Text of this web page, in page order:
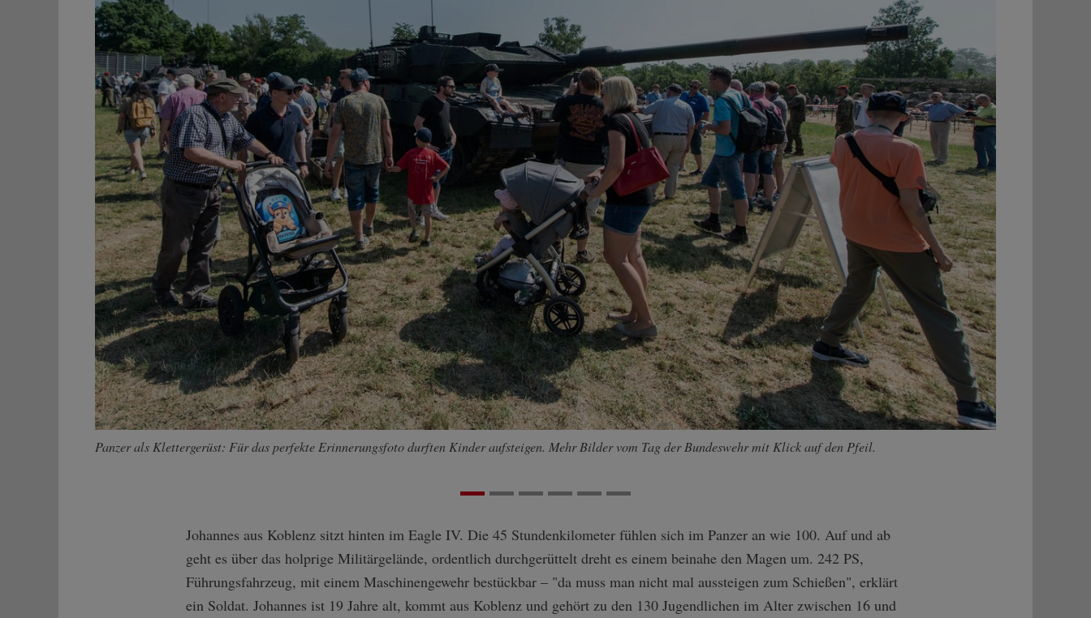
Panzer als Klettergerüst: Für das perfekte Erinnerungsfoto durften Kinder aufsteigen. Mehr Bilder vom Tag der Bundeswehr mit Klick auf den Pfeil.
Zurück Weiter
Johannes aus Koblenz sitzt hinten im Eagle IV. Die 45 Stundenkilometer fühlen sich im Panzer an wie 100. Auf und ab
geht es über das holprige Militärgelände, ordentlich durchgerüttelt dreht es einem beinahe den Magen um. 242 PS,
Führungsfahrzeug, mit einem Maschinengewehr bestückbar – "da muss man nicht mal aussteigen zum Schießen", erklärt
ein Soldat. Johannes ist 19 Jahre alt, kommt aus Koblenz und gehört zu den 130 Jugendlichen im Alter zwischen 16 und